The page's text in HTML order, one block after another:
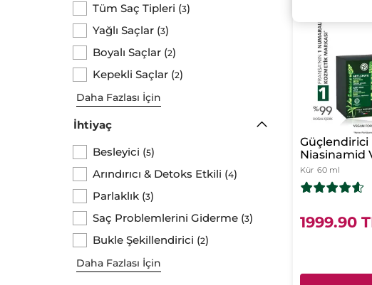
Tüm Saç Tipleri (3)
Yağlı Saçlar (3)
Boyalı Saçlar (2)
Kepekli Saçlar (2)
Daha Fazlası İçin
İhtiyaç
Besleyici (5)
Arındırıcı & Detoks Etkili (4)
Parlaklık (3)
Saç Problemlerini Giderme (3)
Bukle Şekillendirici (2)
Daha Fazlası İçin
Güçlendirici
Niasinamid
B6 Kür - Saç
Anti-Chute -
Kür 60 ml
1999.90